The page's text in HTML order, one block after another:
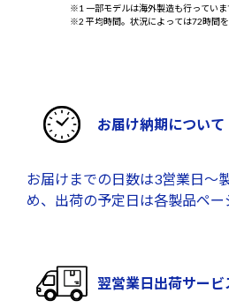
※1 一部モデルは海外製造も行っていま
※2 平均時間。状況によっては72時間を
お届け納期について
お届けまでの日数は3営業日～
め、出荷の予定日は各製品ペー
翌営業日出荷サービ